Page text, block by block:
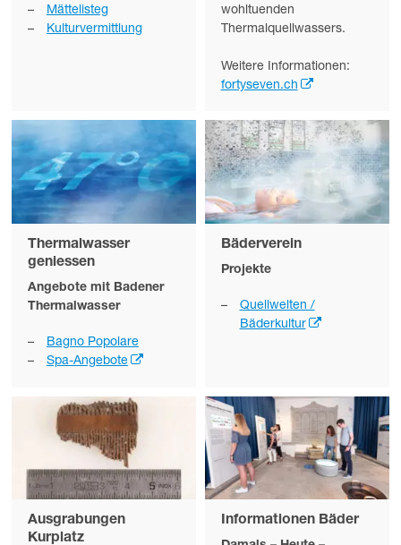
Mättelisteg
Kulturvermittlung
wohltuenden
Thermalquellwassers.
Weitere Informationen:
fortyseven.ch
Thermalwasser
geniessen
Angebote mit Badener
Thermalwasser
Bagno Popolare
Spa-Angebote
Bäderverein
Projekte
Quellwelten /
Bäderkultur
Ausgrabungen
Kurplatz
Informationen Bäder